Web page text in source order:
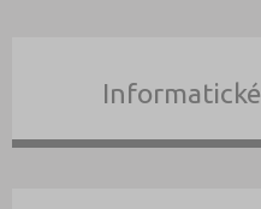
Informatické